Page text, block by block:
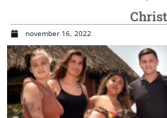
november 16, 2022